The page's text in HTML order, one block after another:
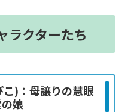
ラクターたち
)：母譲りの慧眼
娘